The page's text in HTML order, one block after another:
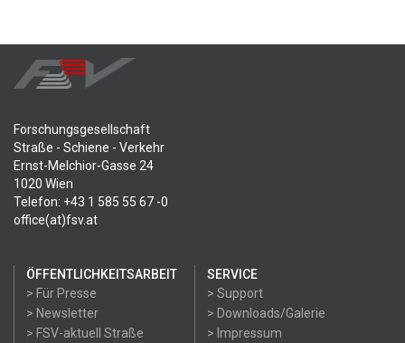
Forschungsgesellschaft
Straße - Schiene - Verkehr
Ernst-Melchior-Gasse 24
1020 Wien
Telefon: +43 1 585 55 67 -0
office(at)fsv.at
ÖFFENTLICHKEITSARBEIT
> Für Presse
> Newsletter
> FSV-aktuell Straße
SERVICE
> Support
> Downloads/Galerie
> Impressum